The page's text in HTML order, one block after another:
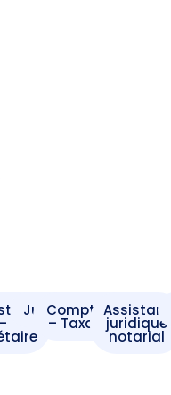
–
JuristeComptable
– Taxateur
Assistant
juridique
notarial